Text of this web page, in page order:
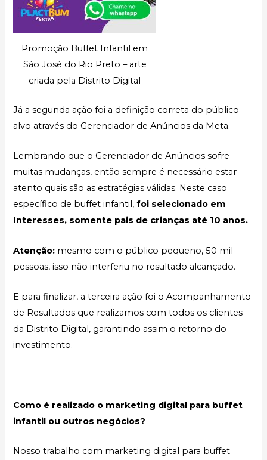
Promoção Buffet Infantil em
São José do Rio Preto – arte
criada pela Distrito Digital
Já a segunda ação foi a definição correta do público
alvo através do Gerenciador de Anúncios da Meta.
Lembrando que o Gerenciador de Anúncios sofre
muitas mudanças, então sempre é necessário estar
atento quais são as estratégias válidas. Neste caso
específico de buffet infantil,foi selecionado em
Interesses, somente pais de crianças até 10 anos.
Atenção: mesmo com o público pequeno, 50 mil
pessoas, isso não interferiu no resultado alcançado.
E para finalizar, a terceira ação foi o Acompanhamento
de Resultados que realizamos com todos os clientes
da Distrito Digital, garantindo assim o retorno do
investimento.
Como é realizado o marketing digital para buffet
infantil ou outros negócios?
Nosso trabalho com marketing digital para buffet